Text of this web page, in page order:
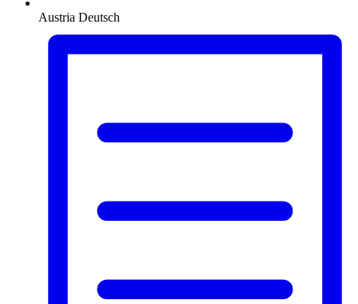
Austria Deutsch